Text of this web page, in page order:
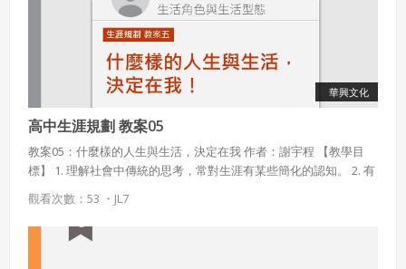
華興文化
高中生涯規劃 教案05
教案05：什麼樣的人生與生活，決定在我 作者：謝宇程 【教學目
標】 1. 理解社會中傳統的思考，常對生涯有某些簡化的認知。 2. 有
勇氣用不同的角度檢視這些社會的框架與既定期待。 3. 對於非社會
常俗、常見的生涯方式，有能力進行思考及分析。 【課程說明】 其
實，對許多學生而言，問題不在於「缺乏生涯規劃」；正好相反，
他們的問題在於，在他們真正思考判斷之前，社會上對於生涯的樣
觀看次數：53 ・ JL7
還沒有註冊帳號嗎？點擊
想起密碼了嗎？點擊
會員得於本系統內使用授權內容，除經著作權人有標示採取
創用CC授權或其他授權者，會員不得重製、轉載、散布或類
似方法流通授權內容。
本系統防盜拷措施或類似措施，會員不得予以破解、破壞或
以其他方法規避。
會員使用本系統之費用，由吉寶系統公司定之並按月收取。
四、會員授權
公司得於該著作權存續期間內無償使用，包括再授權之權
利。